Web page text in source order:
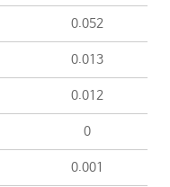
0.052
0.013
0.012
0
0.001